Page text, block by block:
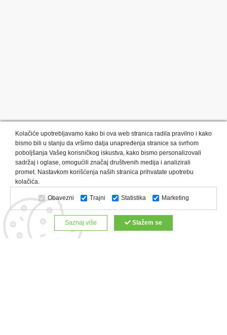
Kategorije proizvoda: Olovke i markeri
Privesci i trakice
Upaljači
USB Tehnologija Tekstil
Kačketi i kape
Notesi i rokovnici
Kancelarija Satovi
Kišobrani
Torbe i putovanja
Kuhinjski setovi
Alati i oprema
Relaksacija, lepota i zdravlje
Kalendari
Custom proizvodi
Digitalna štampa
Kolačiće upotrebljavamo kako bi ova web stranica radila pravilno i kako
bismo bili u stanju da vršimo dalja unapređenja stranice sa svrhom
poboljšanja Vašeg korisničkog iskustva, kako bismo personalizovali
sadržaj i oglase, omogućili značaj društvenih medija i analizirali
promet. Nastavkom korišćenja naših stranica prihvatate upotrebu
kolačića.
Obavezni Trajni Statistika Marketing
Saznaj više Slažem se